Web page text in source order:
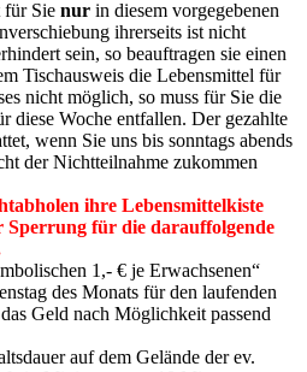
für Sie nur in diesem vorgegebenen
ihrerseits ist nicht
sein, so beauftragen sie einen
Tischausweis die Lebensmittel für
nicht möglich, so muss für Sie die
diese Woche entfallen. Der gezahlte
wenn Sie uns bis sonntags abends
der Nichtteilnahme zukommen
ihre Lebensmittelkiste
für die darauffolgende
1,- € je Erwachsenen“
des Monats für den laufenden
Geld nach Möglichkeit passend
auf dem Gelände der ev.